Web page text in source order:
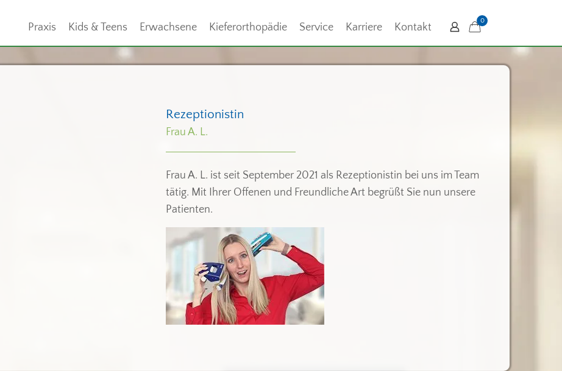
Praxis Kids & Teens Erwachsene Kieferorthopädie Service Karriere Kontakt
0
Rezeptionistin
Frau A. L.
Frau A. L. ist seit September 2021 als Rezeptionistin bei uns im Team
tätig. Mit Ihrer Offenen und Freundliche Art begrüßt Sie nun unsere
Patienten.